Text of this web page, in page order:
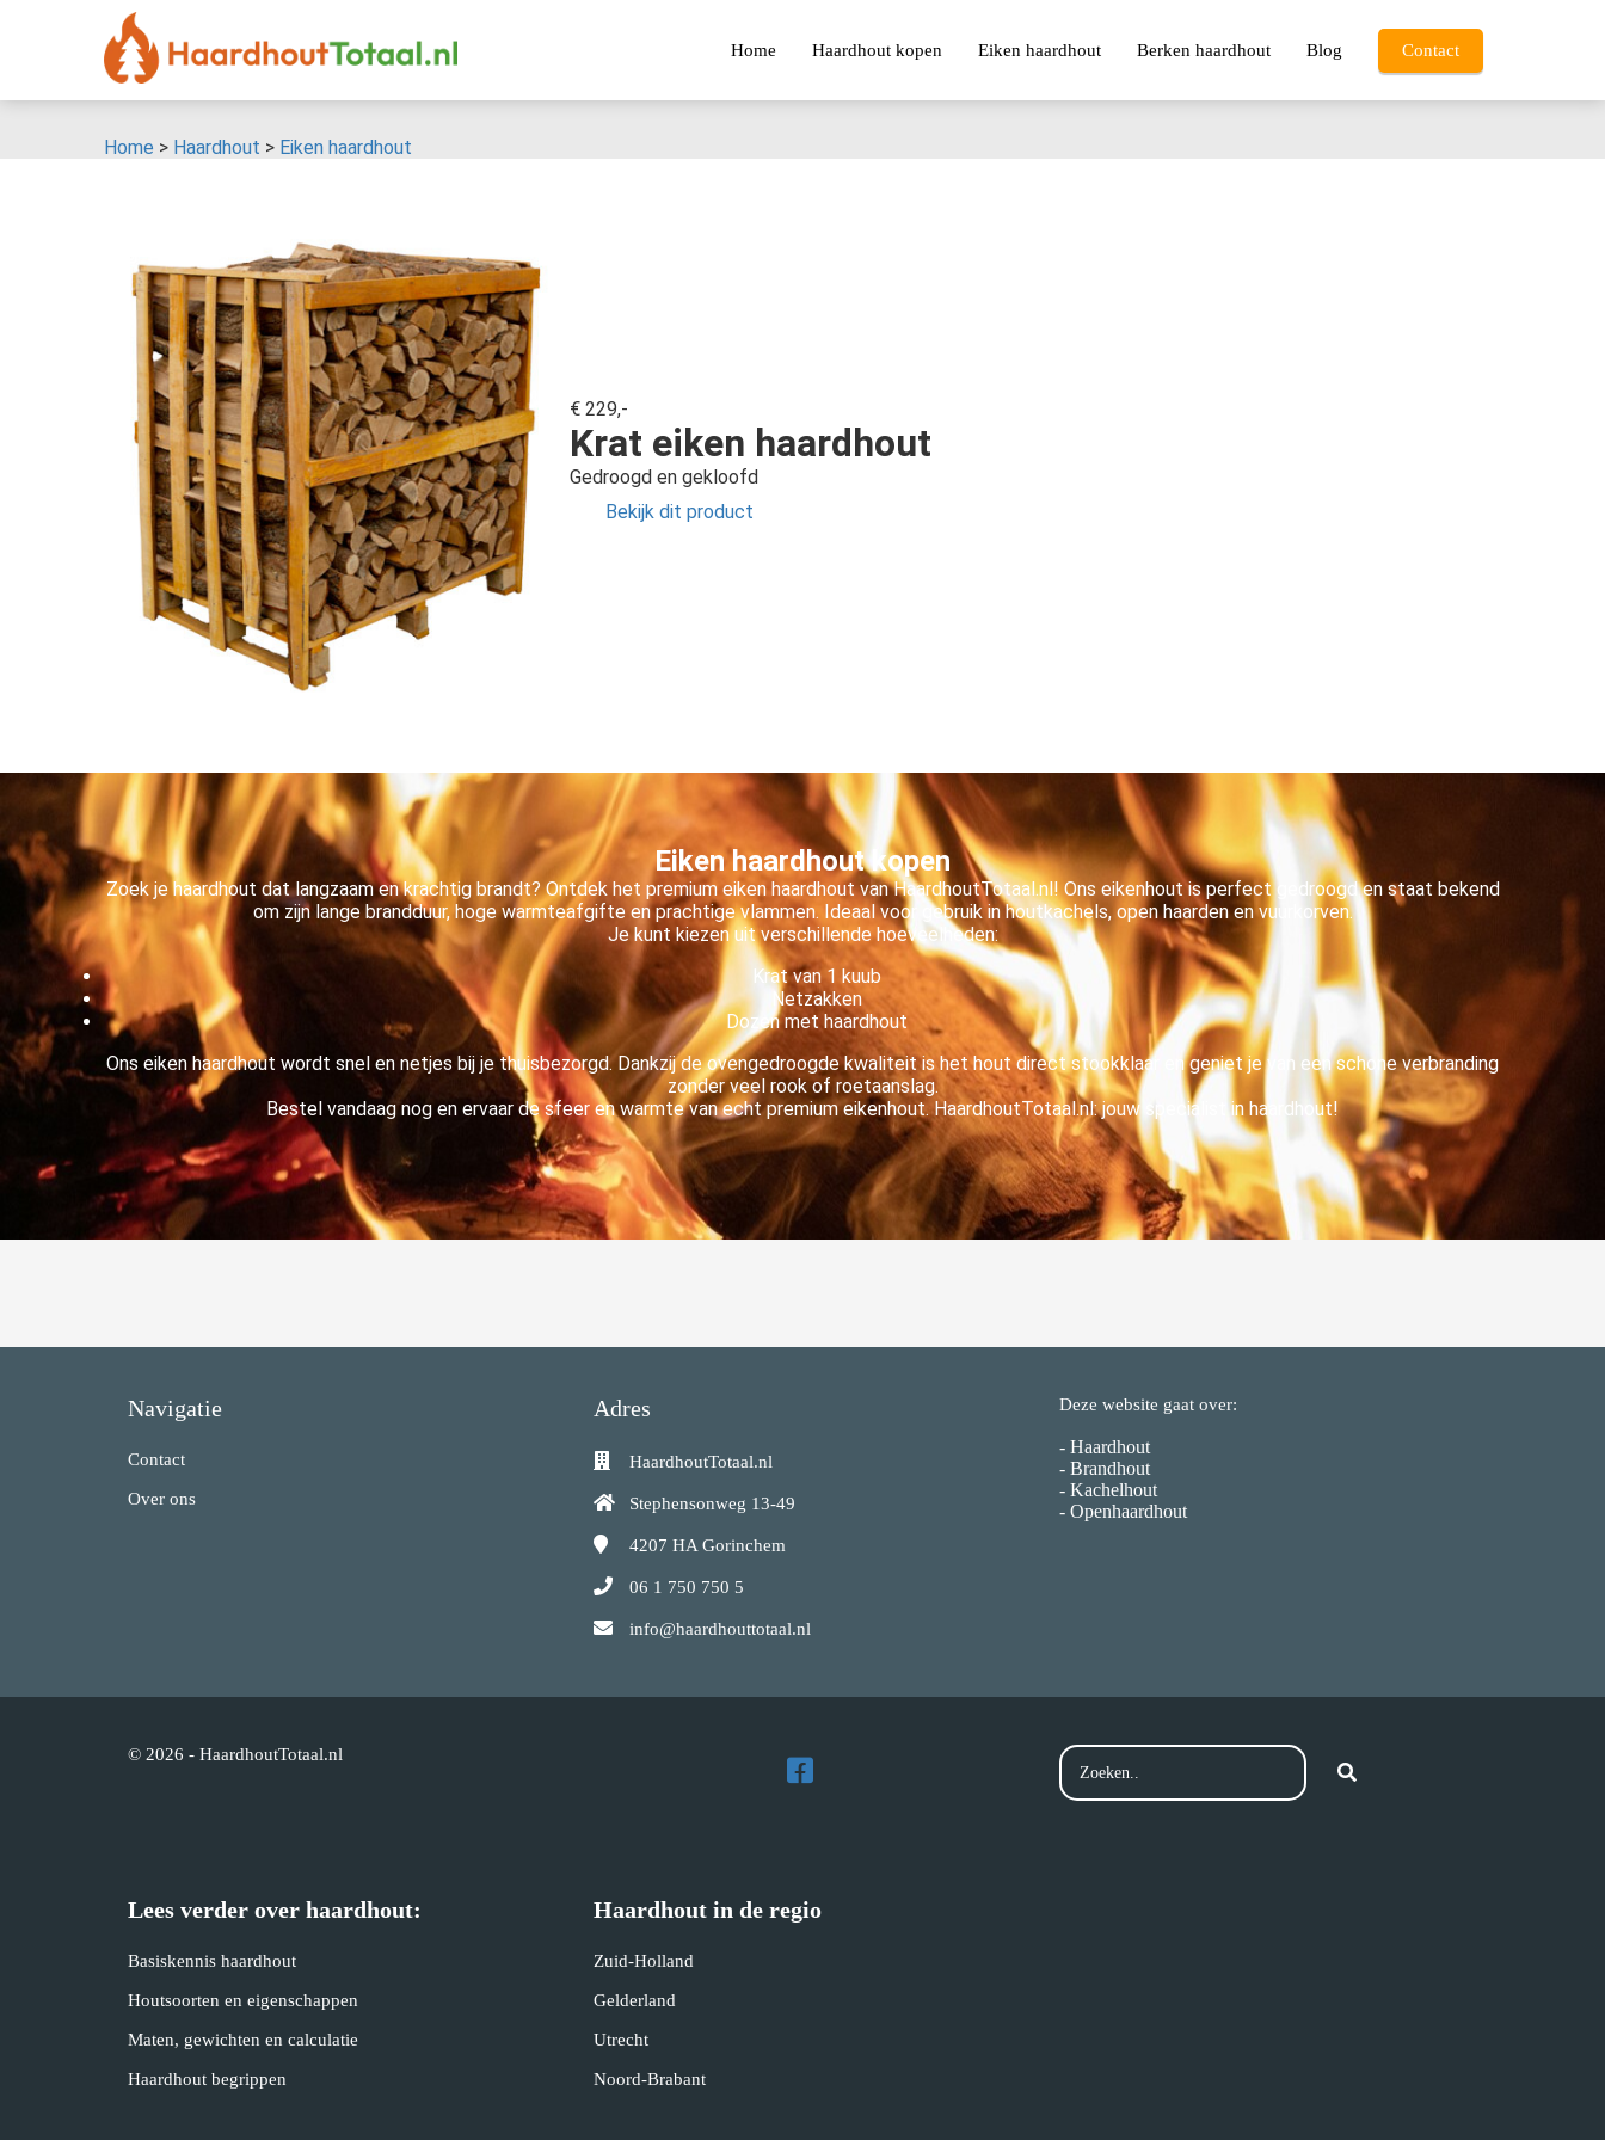
Home Haardhout kopen Eiken haardhout Berken haardhout Blog Contact
Home > Haardhout > Eiken haardhout
€ 229,-
Krat eiken haardhout
Gedroogd en gekloofd
Bekijk dit product
Eiken haardhout kopen
Zoek je haardhout dat langzaam en krachtig brandt? Ontdek het premium eiken haardhout van HaardhoutTotaal.nl! Ons eikenhout is perfect gedroogd en staat bekend
om zijn lange brandduur, hoge warmteafgifte en prachtige vlammen. Ideaal voor gebruik in houtkachels, open haarden en vuurkorven.
Je kunt kiezen uit verschillende hoeveelheden:
Krat van 1 kuub
Netzakken
Dozen met haardhout
Ons eiken haardhout wordt snel en netjes bij je thuisbezorgd. Dankzij de ovengedroogde kwaliteit is het hout direct stookklaar en geniet je van een schone verbranding
zonder veel rook of roetaanslag.
Bestel vandaag nog en ervaar de sfeer en warmte van echt premium eikenhout. HaardhoutTotaal.nl: jouw specialist in haardhout!
Navigatie
Contact
Over ons
Adres
HaardhoutTotaal.nl
Stephensonweg 13-49
4207 HA Gorinchem
06 1 750 750 5
info@haardhouttotaal.nl
Deze website gaat over:
- Haardhout
- Brandhout
- Kachelhout
- Openhaardhout
© 2026 - HaardhoutTotaal.nl
Lees verder over haardhout:
Basiskennis haardhout
Houtsoorten en eigenschappen
Maten, gewichten en calculatie
Haardhout begrippen
Haardhout in de regio
Zuid-Holland
Gelderland
Utrecht
Noord-Brabant